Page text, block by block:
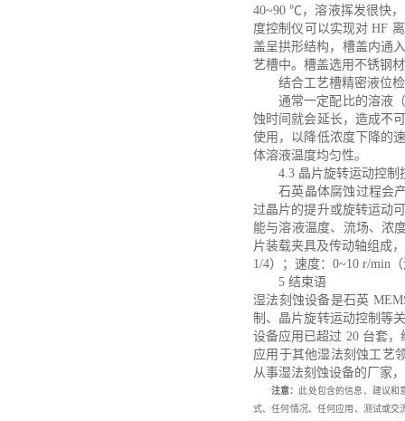
40~90 ℃，溶液挥发很快
度控制仪可以实现对 HF
盖呈拱形结构，槽盖内通
艺槽中。槽盖选用不锈钢
结合工艺槽精密液位
通常一定配比的溶液
蚀时间就会延长，造成不
使用，以降低浓度下降的
体溶液温度均匀性。
4.3 晶片旋转运动控制
石英晶体腐蚀过程会
过晶片的提升或旋转运动
能与溶液温度、流场、浓
片装载夹具及传动轴组成
1/4）；速度：0~10 r/min
5 结束语
湿法刻蚀设备是石英
制、晶片旋转运动控制等
设备应用已超过 20 台套
应用于其他湿法刻蚀工艺
从事湿法刻蚀设备的厂家
注意： 此处包含的信息、建议和
式、任何情况、任何应用、测试或交